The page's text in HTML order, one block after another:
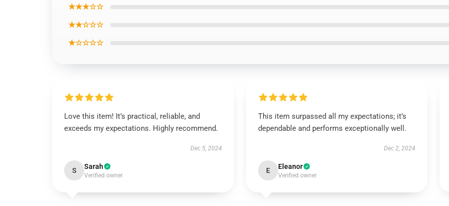
★★★☆☆
★★☆☆☆
★☆☆☆☆
Love this item! It’s practical, reliable, and
exceeds my expectations. Highly recommend.
Dec 5, 2024
S Sarah
Verified owner
This item surpassed all my expectations; it’s
dependable and performs exceptionally well.
Dec 2, 2024
E Eleanor
Verified owner